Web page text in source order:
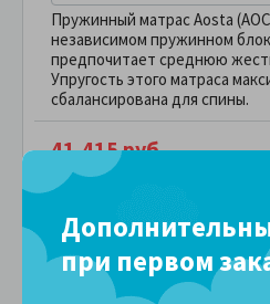
Пружинный матрас Aosta
независимом пружинном
предпочитает среднюю
Упругость этого матраса
сбалансирована для спины.
Сравнить
41,415 руб.
В рассрочку без переплаты
за
при первом